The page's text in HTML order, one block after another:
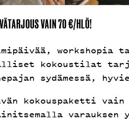
VAIN 70 €/HLÖ!
workshopia
kokoustilat
sydämessä,
kokouspaketti
varauksen